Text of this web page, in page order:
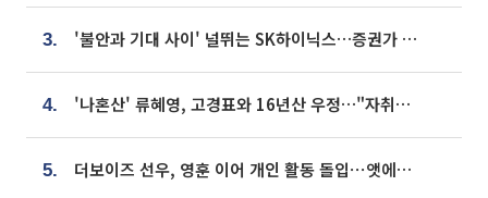
3. '불안과 기대 사이' 널뛰는 SK하이닉스…증권가 "HBM4·LTA 기반 펀터멘털 견고"
4. '나혼산' 류혜영, 고경표와 16년산 우정…"자취방서 부모님과 마주쳐"
5. 더보이즈 선우, 영훈 이어 개인 활동 돌입⋯앳에어리어와 전속계약